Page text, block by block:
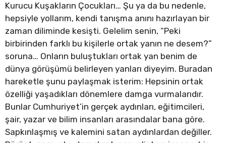
Kurucu Kuşakların Çocukları… Şu ya da bu nedenle,
hepsiyle yollarım, kendi tanışma anını hazırlayan bir
zaman diliminde kesişti. Gelelim senin, “Peki
birbirinden farklı bu kişilerle ortak yanın ne desem?”
soruna… Onların buluştukları ortak yan benim de
dünya görüşümü belirleyen yanları diyeyim. Buradan
hareketle şunu paylaşmak isterim: Hepsinin ortak
özelliği yaşadıkları dönemlere damga vurmalarıdır.
Bunlar Cumhuriyet’in gerçek aydınları, eğitimcileri,
şair, yazar ve bilim insanları arasındalar bana göre.
Sapkınlaşmış ve kalemini satan aydınlardan değiller.